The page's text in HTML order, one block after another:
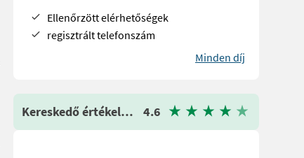
Ellenőrzött elérhetőségek
regisztrált telefonszám
Minden díj
Kereskedő értékelése 4.6